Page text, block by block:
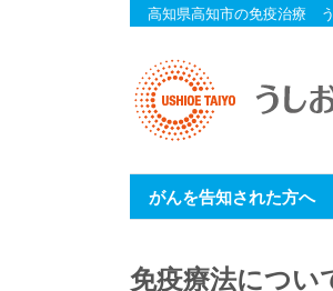
高知県高知市の免疫治療
がんを告知された方へ
免疫療法につい